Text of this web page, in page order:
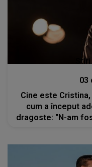
03
Cine este
cum a început
dragoste: "N-am